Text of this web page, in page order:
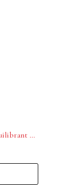
Healing Remedy Revitalisant Équilibrant du Cuir Chevelu 250 ml- antipelliculaire